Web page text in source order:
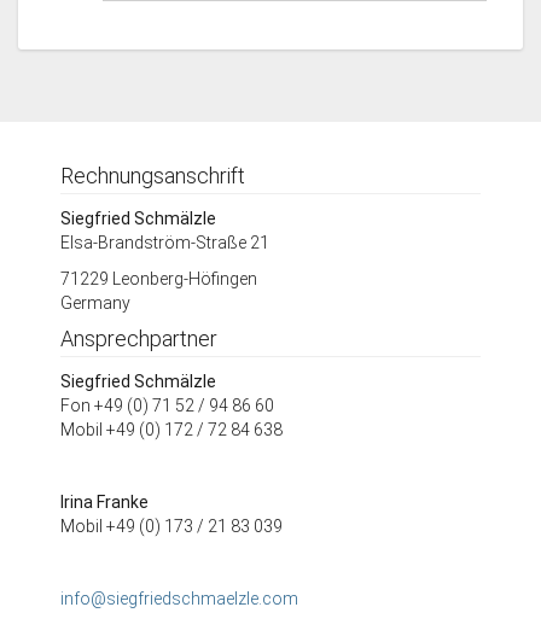
Rechnungsanschrift
Siegfried Schmälzle
Elsa-Brandström-Straße 21
71229 Leonberg-Höfingen
Germany
Ansprechpartner
Siegfried Schmälzle
Fon +49 (0) 71 52 / 94 86 60
Mobil +49 (0) 172 / 72 84 638
Irina Franke
Mobil +49 (0) 173 / 21 83 039
info@siegfriedschmaelzle.com